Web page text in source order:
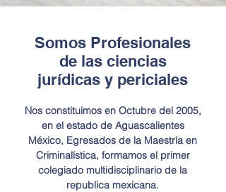
Somos Profesionales
de las ciencias
jurídicas y periciales
Nos constituimos en Octubre del 2005,
en el estado de Aguascalientes
México, Egresados de la Maestría en
Criminalística, formamos el primer
colegiado multidisciplinario de la
republica mexicana.